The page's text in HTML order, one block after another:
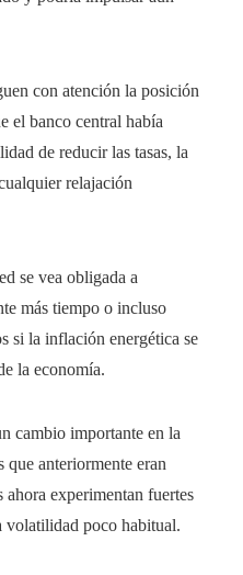
con atención la posición
el banco central había
de reducir las tasas, la
relajación
se vea obligada a
más tiempo o incluso
si la inflación energética se
la economía.
cambio importante en la
anteriormente eran
ahora experimentan fuertes
volatilidad poco habitual.